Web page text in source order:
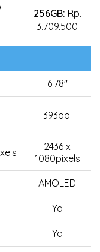
256GB: Rp.
3.709.500
6.78"
393ppi
2436 x
1080pixels
AMOLED
Ya
Ya